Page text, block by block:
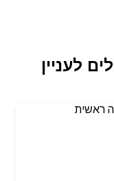
לעניין